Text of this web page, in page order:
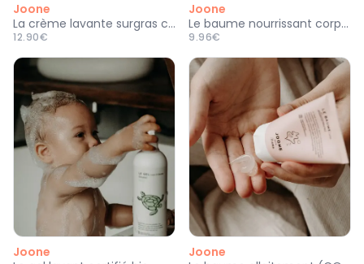
Joone
La crème lavante surgras certifiée bio
12.90€
Joone
Le baume nourrissant corps (COSMOS ORGANIC)
9.96€
Joone
Joone